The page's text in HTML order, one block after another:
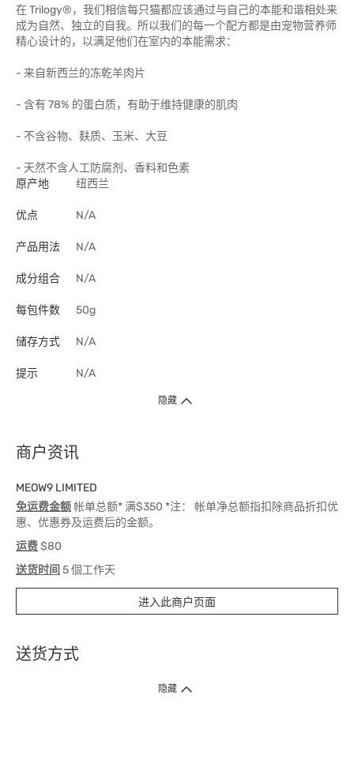
在 Trilogy®，我们相信每只猫都应该通过与自己的本能和谐相处来
成为自然、独立的自我。所以我们的每一个配方都是由宠物营养师
精心设计的，以满足他们在室内的本能需求：
- 来自新西兰的冻乾羊肉片
- 含有 78% 的蛋白质，有助于维持健康的肌肉
- 不含谷物、麸质、玉米、大豆
- 天然不含人工防腐剂、香料和色素
原产地
纽西兰
优点 N/A
产品用法 N/A
成分组合 N/A
每包件数 50g
储存方式 N/A
提示 N/A
隐藏
商户资讯
MEOW9 LIMITED
免运费金额帐单总额* 满$350 *注： 帐单净总额指扣除商品折扣优
惠、优惠券及运费后的金额。
运费$80
送货时间 5 個工作天
进入此商户页面
送货方式
1. 送货到府（受卫生署条例规管产品除外 ）
隐藏